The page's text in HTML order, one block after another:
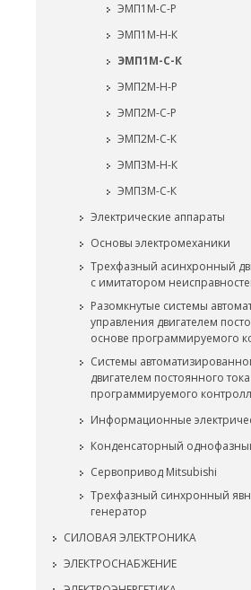
ЭМП1М-С-Р
ЭМП1М-Н-К
ЭМП1М-С-К
ЭМП2М-Н-Р
ЭМП2М-С-Р
ЭМП2М-С-К
ЭМП3М-Н-К
ЭМП3М-С-К
Электрические аппараты
Основы электромеханики
Трехфазный асинхронный
с имитатором
Разомкнутые системы
управления двигателем
основе программируемого
Системы
двигателем постоянного
программируемого
Информационные
Конденсаторный
Сервопривод Mitsubishi
Трехфазный синхронный
генератор
СИЛОВАЯ ЭЛЕКТРОНИКА
ЭЛЕКТРОСНАБЖЕНИЕ